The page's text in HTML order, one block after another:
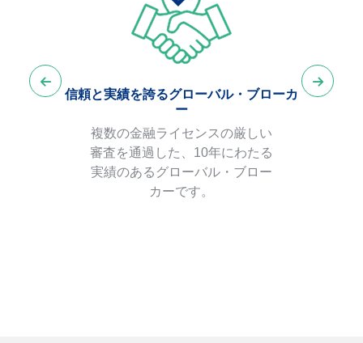
信頼と実績を誇るグローバル・ブローカ
ー
複数の金融ライセンスの厳しい
審査を通過した、10年にわたる
実績のあるグローバル・ブロー
カーです。